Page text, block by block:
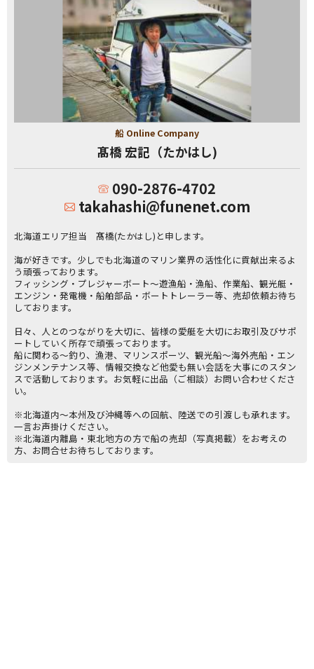
船 Online Company
髙橋 宏記（たかはし)
090-2876-4702
takahashi@funenet.com
北海道エリア担当 髙橋(たかはし)と申します。
海が好きです。少しでも北海道のマリン業界の活性化に貢献出来るよ
う頑張っております。
フィッシング・プレジャーボート～遊漁船・漁船、作業船、観光艇・
エンジン・発電機・船舶部品・ボートトレーラー等、売却依頼お待ち
しております。
日々、人とのつながりを大切に、皆様の愛艇を大切にお取引及びサポ
ートしていく所存で頑張っております。
船に関わる～釣り、漁港、マリンスポーツ、観光船～海外売船・エン
ジンメンテナンス等、情報交換など他愛も無い会話を大事にのスタン
スで活動しております。お気軽に出品（ご相談）お問い合わせくださ
い。
※北海道内〜本州及び沖縄等への回航、陸送での引渡しも承れます。
一言お声掛けください。
※北海道内離島・東北地方の方で船の売却（写真掲載）をお考えの
方、お問合せお待ちしております。